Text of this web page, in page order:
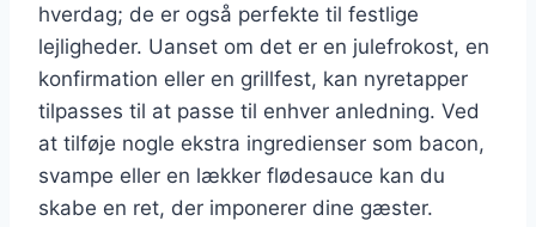
hverdag; de er også perfekte til festlige
lejligheder. Uanset om det er en julefrokost, en
konfirmation eller en grillfest, kan nyretapper
tilpasses til at passe til enhver anledning. Ved
at tilføje nogle ekstra ingredienser som bacon,
svampe eller en lækker flødesauce kan du
skabe en ret, der imponerer dine gæster.